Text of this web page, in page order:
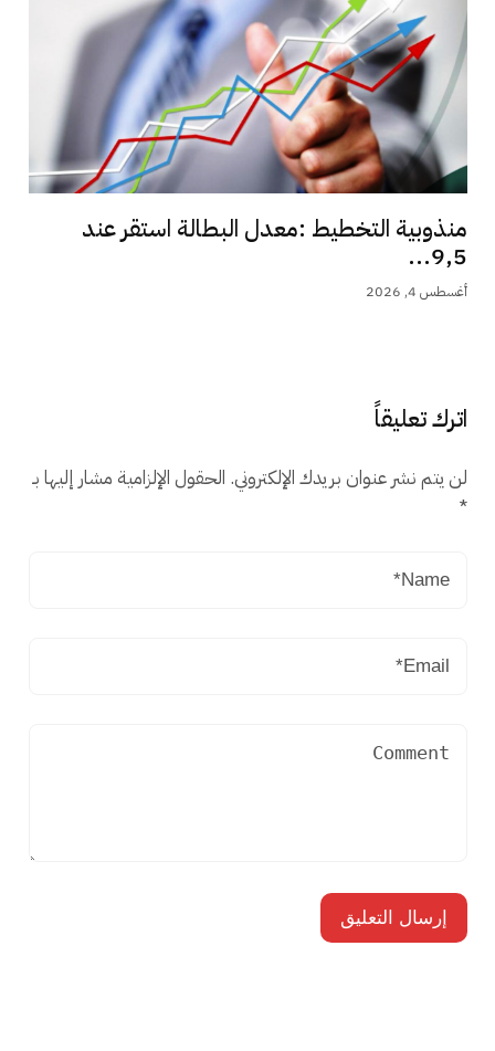
منذوبية التخطيط :معدل البطالة استقر عند
9,5...
أغسطس 4, 2026
اترك تعليقاً
لن يتم نشر عنوان بريدك الإلكتروني. الحقول الإلزامية مشار إليها بـ
*